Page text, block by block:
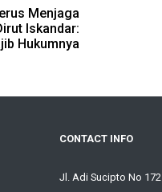
Menjaga
Iskandar:
Hukumnya
CONTACT INFO
Jl. Adi Sucipto No